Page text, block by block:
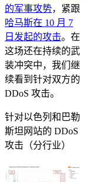
的军事攻势，紧跟
哈马斯在 10 月 7
日发起的攻击。在
这场还在持续的武
装冲突中，我们继
续看到针对双方的
DDoS 攻击。
针对以色列和巴勒
斯坦网站的 DDoS
攻击（分行业）